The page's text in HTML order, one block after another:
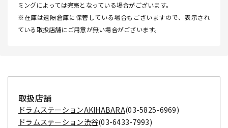
ミングによっては完売となっている場合がございます。
※在庫は遠隔倉庫に保管している場合もございますので、表示され
ている取扱店舗にご用意が無い場合がございます。
取扱店舗
ドラムステーションAKIHABARA(03-5825-6969)
ドラムステーション渋谷(03-6433-7993)